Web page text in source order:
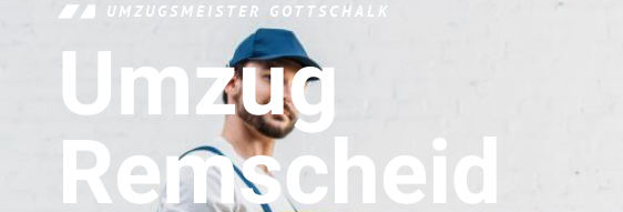
UMZUGSMEISTER GOTTSCHALK
Umzug
Remscheid